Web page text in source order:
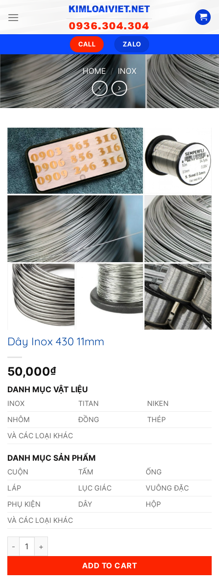
CALL ZALO
HOME / INOX
Dây Inox 430 11mm
50,000₫
DANH MỤC VẬT LIỆU
INOX TITAN
NIKEN
NHÔM
ĐỒNG
THÉP
VÀ CÁC LOẠI KHÁC
DANH MỤC SẢN PHẨM
CUỘN TẤM
ỐNG
LÁP
LỤC GIÁC
VUÔNG ĐẶC
PHỤ KIỆN
DÂY
HỘP
VÀ CÁC LOẠI KHÁC
Dây Inox 430 11mm quantity
ADD TO CART